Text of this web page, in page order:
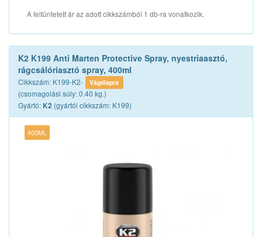
A feltüntetett ár az adott cikkszámból 1 db-ra vonatkozik.
K2 K199 Anti Marten Protective Spray, nyestriaasztó,
rágcsálóriasztó spray, 400ml
Cikkszám: K199-K2- Vágólapra
(csomagolási súly: 0.40 kg.)
Gyártó: K2 (gyártói cikkszám: K199)
400ML